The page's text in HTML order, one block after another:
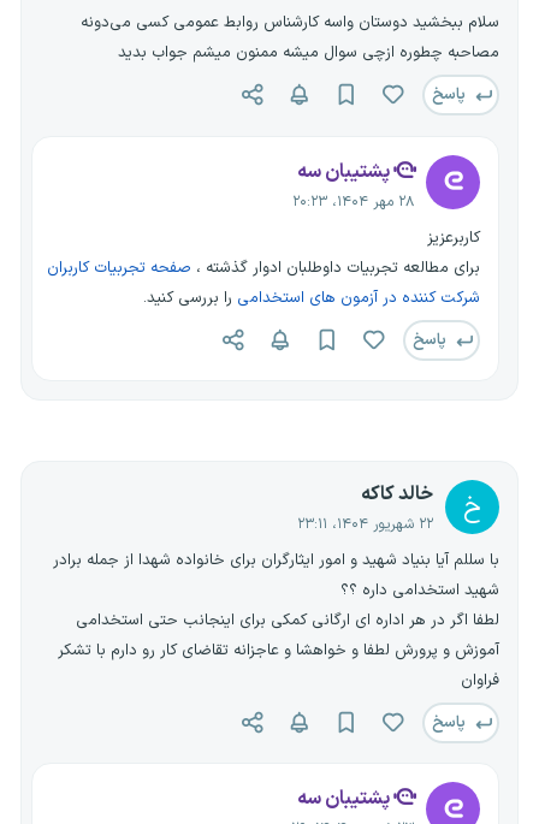
سلام ببخشید دوستان واسه کارشناس روابط عمومی کسی می‌دونه
مصاحبه چطوره ازچی سوال میشه ممنون میشم جواب بدید
پاسخ
پشتیبان سه
۲۸ مهر ۱۴۰۴، ۲۰:۲۳
کاربرعزیز
برای مطالعه تجربیات داوطلبان ادوار گذشته ، صفحه تجربیات کاربران
شرکت کننده در آزمون های استخدامی را بررسی کنید.
پاسخ
خ خالد کاکه
۲۲ شهریور ۱۴۰۴، ۲۳:۱۱
با سللم آیا بنیاد شهید و امور ایثارگران برای خانواده شهدا از جمله برادر
شهید استخدامی داره ؟؟
لطفا اگر در هر اداره ای ارگانی کمکی برای اینجانب حتی استخدامی
آموزش و پرورش لطفا و خواهشا و عاجزانه تقاضای کار رو دارم با تشکر
فراوان
پاسخ
پشتیبان سه